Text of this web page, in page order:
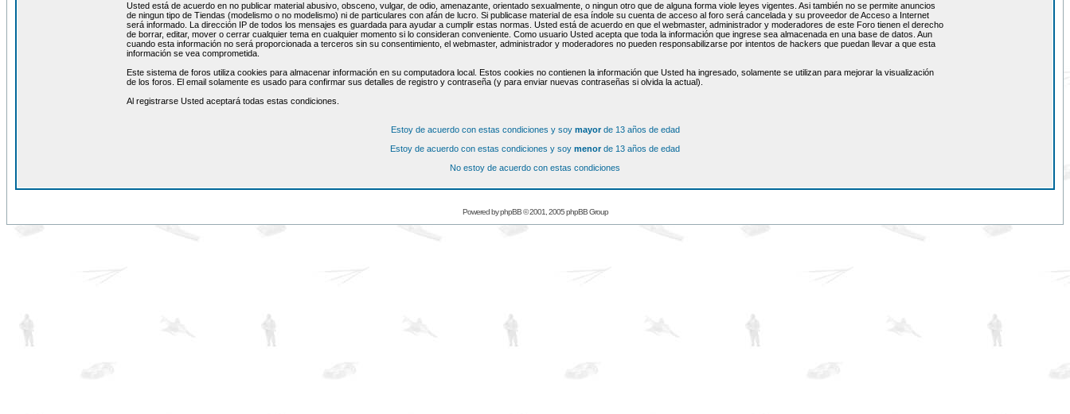
Usted está de acuerdo en no publicar material abusivo, obsceno, vulgar, de odio, amenazante, orientado sexualmente, o ningun otro que de alguna forma viole leyes vigentes. Asi también no se permite anuncios
de ningun tipo de Tiendas (modelismo o no modelismo) ni de particulares con afán de lucro. Si publicase material de esa índole su cuenta de acceso al foro será cancelada y su proveedor de Acceso a Internet
será informado. La dirección IP de todos los mensajes es guardada para ayudar a cumplir estas normas. Usted está de acuerdo en que el webmaster, administrador y moderadores de este Foro tienen el derecho
de borrar, editar, mover o cerrar cualquier tema en cualquier momento si lo consideran conveniente. Como usuario Usted acepta que toda la información que ingrese sea almacenada en una base de datos. Aun
cuando esta información no será proporcionada a terceros sin su consentimiento, el webmaster, administrador y moderadores no pueden responsabilizarse por intentos de hackers que puedan llevar a que esta
información se vea comprometida.
Este sistema de foros utiliza cookies para almacenar información en su computadora local. Estos cookies no contienen la información que Usted ha ingresado, solamente se utilizan para mejorar la visualización
de los foros. El email solamente es usado para confirmar sus detalles de registro y contraseña (y para enviar nuevas contraseñas si olvida la actual).
Al registrarse Usted aceptará todas estas condiciones.
Estoy de acuerdo con estas condiciones y soy mayorde 13 años de edad
Estoy de acuerdo con estas condiciones y soy menorde 13 años de edad
No estoy de acuerdo con estas condiciones
Powered byphpBB© 2001, 2005 phpBB Group